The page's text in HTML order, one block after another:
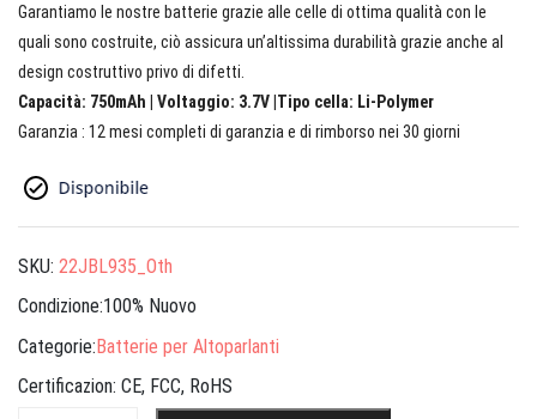
Garantiamo le nostre batterie grazie alle celle di ottima qualità con le
quali sono costruite, ciò assicura un’altissima durabilità grazie anche al
design costruttivo privo di difetti.
Capacità: 750mAh | Voltaggio: 3.7V |Tipo cella: Li-Polymer
Garanzia : 12 mesi completi di garanzia e di rimborso nei 30 giorni
SKU: 22JBL935_Oth
Condizione:100% Nuovo
Categorie:Batterie per Altoparlanti
Certificazion: CE, FCC, RoHS